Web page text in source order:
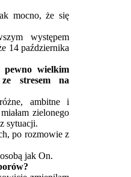
mocno, że się
występem
14 października
pewno wielkim
stresem na
ambitne i
zielonego
sytuacji.
po rozmowie z
jak On.